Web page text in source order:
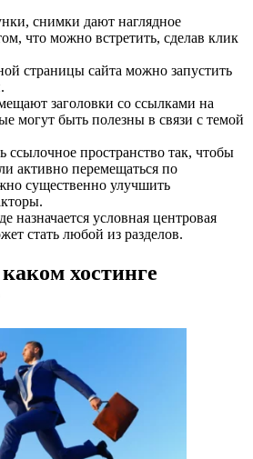
снимки дают наглядное
что можно встретить, сделав клик
страницы сайта можно запустить
заголовки со ссылками на
могут быть полезны в связи с темой
ссылочное пространство так, чтобы
активно перемещаться по
существенно улучшить
назначается условная центровая
стать любой из разделов.
хостинге